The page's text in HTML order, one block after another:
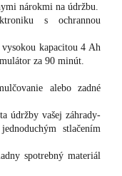
nárokmi na údržbu.
s ochrannou
kapacitou 4 Ah
za 90 minút.
alebo zadné
údržby vašej záhrady-
stlačením
spotrebný materiál